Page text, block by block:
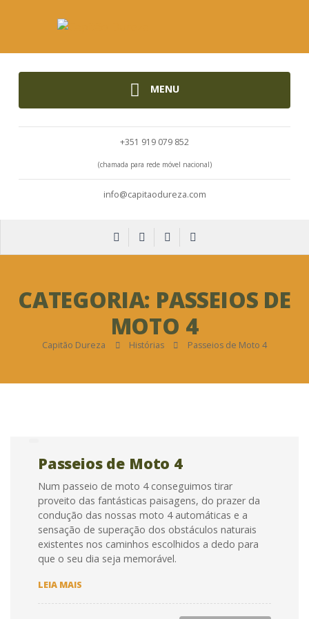
MENU
+351 919 079 852
(chamada para rede móvel nacional)
info@capitaodureza.com
CATEGORIA: PASSEIOS DE
MOTO 4
Capitão Dureza Histórias Passeios de Moto 4
Passeios de Moto 4
Num passeio de moto 4 conseguimos tirar
proveito das fantásticas paisagens, do prazer da
condução das nossas moto 4 automáticas e a
sensação de superação dos obstáculos naturais
existentes nos caminhos escolhidos a dedo para
que o seu dia seja memorável.
LEIA MAIS
MOTO